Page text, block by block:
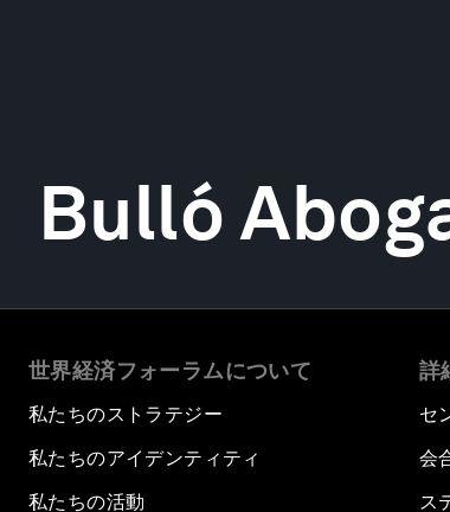
Bulló
世界経済フォーラムについて
私たちのストラテジー
私たちのアイデンティティ
私たちの活動
詳
セ
会
ス